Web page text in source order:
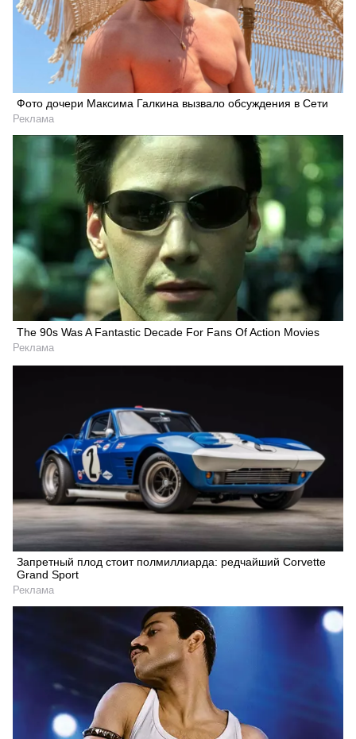
Искать
Фото дочери Максима Галкина вызвало обсуждения в Сети
Реклама
The 90s Was A Fantastic Decade For Fans Of Action Movies
Реклама
Запретный плод стоит полмиллиарда: редчайший Corvette
Grand Sport
Реклама